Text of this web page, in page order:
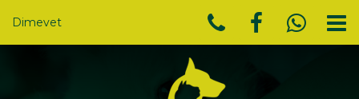
Dimevet